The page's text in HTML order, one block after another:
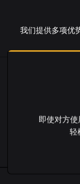
我们提供多项优
即使对方
轻